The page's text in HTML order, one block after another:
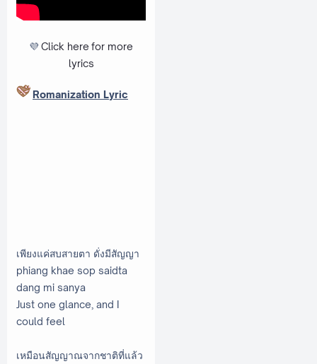
💜 Click here for more
lyrics
Romanization Lyric
เพียงแค่สบสายตา ดั่งมีสัญญา
phiang khae sop saidta
dang mi sanya
Just one glance, and I
could feel
เหมือนสัญญาณจากชาติที่แล้ว